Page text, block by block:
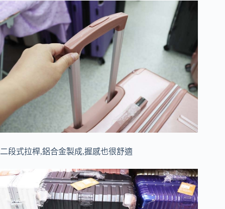
二段式拉桿,鋁合金製成,握感也很舒適